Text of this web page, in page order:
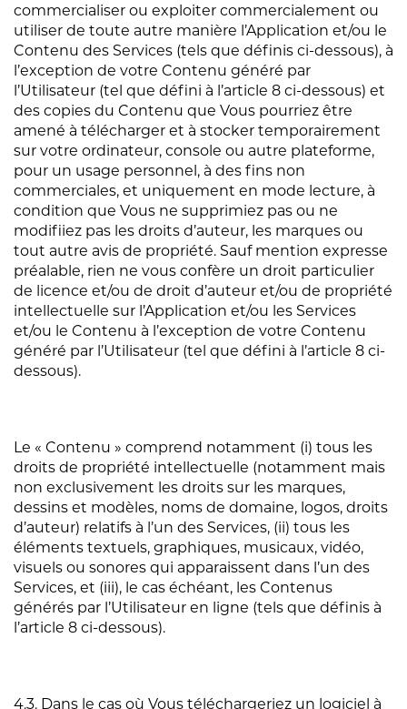
commercialiser ou exploiter commercialement ou
utiliser de toute autre manière l’Application et/ou le
Contenu des Services (tels que définis ci-dessous), à
l’exception de votre Contenu généré par
l’Utilisateur (tel que défini à l’article 8 ci-dessous) et
des copies du Contenu que Vous pourriez être
amené à télécharger et à stocker temporairement
sur votre ordinateur, console ou autre plateforme,
pour un usage personnel, à des fins non
commerciales, et uniquement en mode lecture, à
condition que Vous ne supprimiez pas ou ne
modifiiez pas les droits d’auteur, les marques ou
tout autre avis de propriété. Sauf mention expresse
préalable, rien ne vous confère un droit particulier
de licence et/ou de droit d’auteur et/ou de propriété
intellectuelle sur l’Application et/ou les Services
et/ou le Contenu à l’exception de votre Contenu
généré par l’Utilisateur (tel que défini à l’article 8 ci-
dessous).
Le « Contenu » comprend notamment (i) tous les
droits de propriété intellectuelle (notamment mais
non exclusivement les droits sur les marques,
dessins et modèles, noms de domaine, logos, droits
d’auteur) relatifs à l’un des Services, (ii) tous les
éléments textuels, graphiques, musicaux, vidéo,
visuels ou sonores qui apparaissent dans l’un des
Services, et (iii), le cas échéant, les Contenus
générés par l’Utilisateur en ligne (tels que définis à
l’article 8 ci-dessous).
4.3. Dans le cas où Vous téléchargeriez un logiciel à